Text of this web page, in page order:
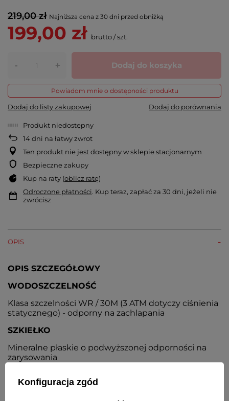
219,00 zł Najniższa cena z 30 dni przed obniżką
199,00 zł brutto/szt.
- + Dodaj do koszyka
Powiadom mnie o dostępności produktu
Dodaj do listy zakupowej Dodaj do porównania
Produkt niedostępny
14dni na łatwy zwrot
Ten produkt nie jest dostępny w sklepie stacjonarnym
Bezpieczne zakupy
Kup na raty (oblicz ratę)
Odroczone płatności. Kup teraz, zapłać za 30 dni, jeżeli nie
zwrócisz
OPIS
OPIS SZCZEGÓŁOWY
WODOSZCZELNOŚĆ
Klasa szczelności WR / 30M (3 ATM dotyczy ciśnienia
statycznego) - odporny na zachlapania
SZKIEŁKO
Mineralne płaskie o podwyższonej odporności na
zarysowania
Konfiguracja zgód